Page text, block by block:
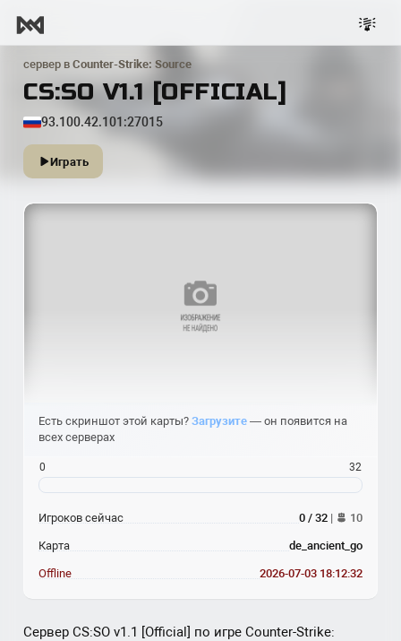
сервер в Counter-Strike: Source
CS:SO V1.1 [OFFICIAL]
93.100.42.101:27015
Играть
Сервер CS:SO v1.1 [Official] по игре Counter-Strike:
Есть скриншот этой карты? Загрузите — он появится на
всех серверах
0 32
Игроков сейчас 0 / 32 | 10
Карта de_ancient_go
Offline 2026-07-03 18:12:32